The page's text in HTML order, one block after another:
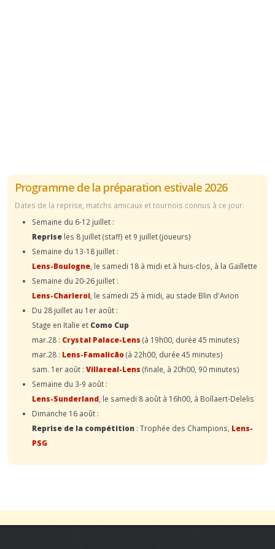
Programme de la préparation estivale 2026
Dates de la reprise, matchs amicaux et tournois connus à ce jour.
Semaine du 6-12 juillet :
Reprise les 8 juillet (staff) et 9 juillet (joueurs)
Semaine du 13-18 juillet :
Lens-Boulogne , le samedi 18 à midi et à huis-clos, à la Gaillette
Semaine du 20-26 juillet :
Lens-Charleroi , le samedi 25 à midi, au stade Blin d'Avion
Du 28 juillet au 1er août :
Stage en Italie et Como Cup
mar.28 : Crystal Palace-Lens (à 19h00, durée 45 minutes)
mar.28 : Lens-Famalicão(à 22h00, durée 45 minutes)
sam. 1er août : Villareal-Lens (finale, à 20h00, 90 minutes)
Semaine du 3-9 août :
Lens-Sunderland , le samedi 8 août à 16h00, à Bollaert-Delelis
Dimanche 16 août :
Reprise de la compétition : Trophée des Champions, Lens-
PSG